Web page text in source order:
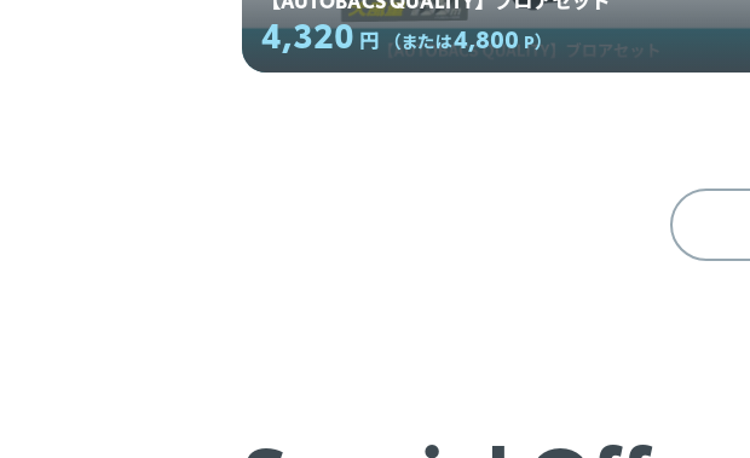
4,320 円 （または4,800 P）